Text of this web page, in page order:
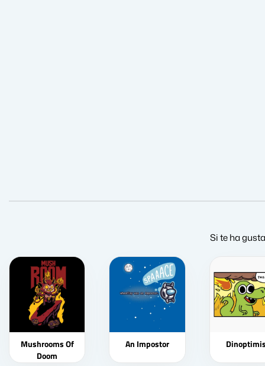
Si te ha
Mushrooms Of
Doom
An Impostor